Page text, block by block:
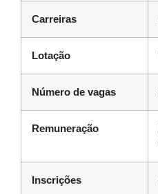
Carreiras
Lotação
Número de vagas
Remuneração
Inscrições